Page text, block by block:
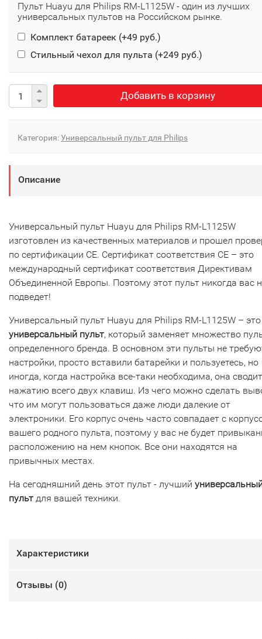
Пульт Huayu для Philips RM-L1125W - один из лучших
универсальных пультов на Российском рынке.
Комплект батареек (+49 руб.)
Стильный чехол для пульта (+249 руб.)
Добавить в корзину
Категория:Универсальный пульт для Philips
Описание
Универсальный пульт Huayu для Philips RM-L1125W
изготовлен из качественных материалов и прошел
по сертификации CE. Сертификат соответствия СЕ – это
международный сертификат соответствия Директивам
Объединенной Европы. Поэтому этот пульт никогда вас
подведет!
Универсальный пульт Huayu для Philips RM-L1125W – это
универсальный пульт, который заменяет множество
определенного бренда. В основном эти пульты не
настройки, просто вставили батарейки и пользуетесь, но
иногда, когда настройка все-таки необходима, она
нажатию всего двух клавиш. Из чего можно сделать
что им могут пользоваться даже люди далекие от
электроники. Его корпус очень часто совпадает с
вашего родного пульта, поэтому у вас не будет
расположению на нем кнопок. Все они находятся на
привычных местах.
На сегодняшний день этот пульт - лучший
пульт для вашей техники.
Характеристики
Отзывы (0)